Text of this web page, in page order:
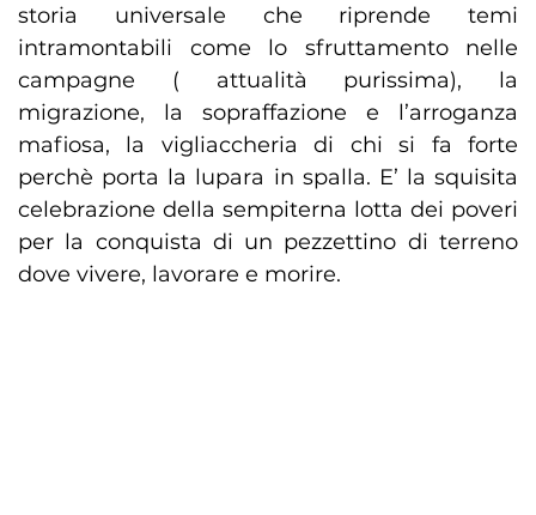
storia universale che riprende temi
intramontabili come lo sfruttamento nelle
campagne ( attualità purissima), la
migrazione, la sopraffazione e l’arroganza
mafiosa, la vigliaccheria di chi si fa forte
perchè porta la lupara in spalla. E’ la squisita
celebrazione della sempiterna lotta dei poveri
per la conquista di un pezzettino di terreno
dove vivere, lavorare e morire.